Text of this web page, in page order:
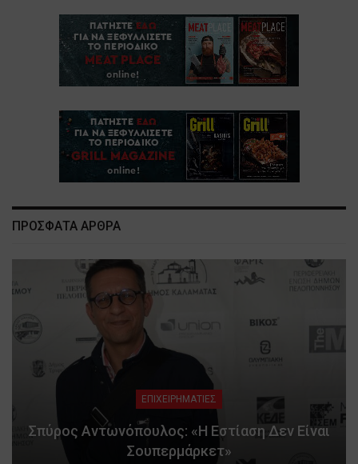
ΠΡΟΣΦΑΤΑ ΑΡΘΡΑ
ΕΠΙΧΕΙΡΗΜΑΤΙΕΣ
Σπύρος Αντωνόπουλος: «Η Εστίαση Δεν Είναι
Σουπερμάρκετ»